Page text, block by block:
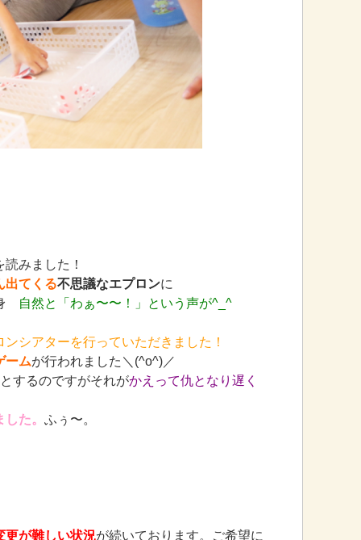
読みました！
出てくる不思議なエプロンに
自然と「わぁ〜〜！」という声が^_^
ンシアターを行っていただきました！
ームが行われました＼(^o^)／
するのですがそれがかえって仇となり遅く
た。 ふぅ〜。
更が難しい状況が続いております。ご希望に